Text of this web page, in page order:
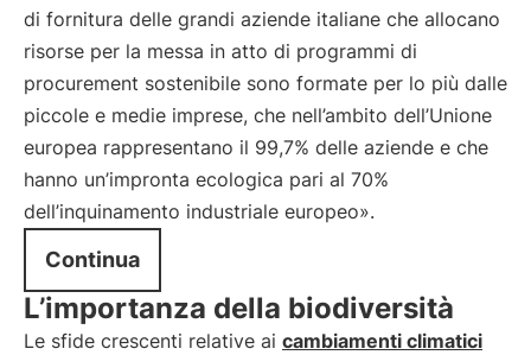
di fornitura delle grandi aziende italiane che allocano
risorse per la messa in atto di programmi di
procurement sostenibile sono formate per lo più dalle
piccole e medie imprese, che nell’ambito dell’Unione
europea rappresentano il 99,7% delle aziende e che
hanno un’impronta ecologica pari al 70%
dell’inquinamento industriale europeo».
Continua
L’importanza della biodiversità
Le sfide crescenti relative ai cambiamenti climatici